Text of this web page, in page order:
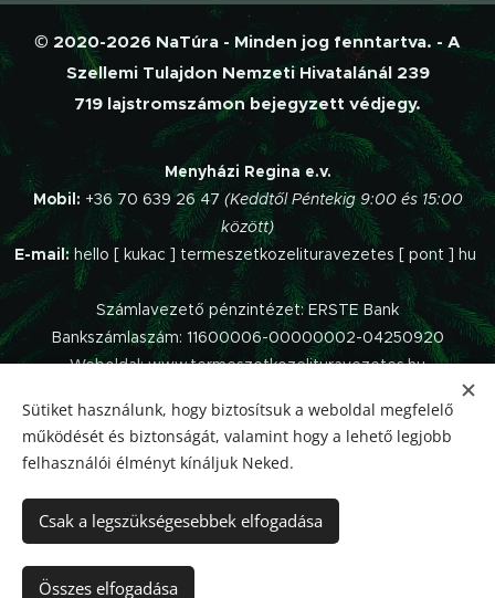
© 2020-2026 NaTúra - Minden jog fenntartva. - A
Szellemi Tulajdon Nemzeti Hivatalánál 239
719 lajstromszámon bejegyzett védjegy.
Menyházi Regina e.v.
Mobil: +36 70 639 26 47 (Keddtől Péntekig 9:00 és 15:00
között)
E-mail:hello [ kukac ] termeszetkozelituravezetes [ pont ] hu
Számlavezető pénzintézet: ERSTE Bank
Bankszámlaszám: 11600006-00000002-04250920
Weboldal: www.termeszetkozelituravezetes.hu
Az oldalt a Webnodeműködteti.
Impresszum
Panaszkezelési szabályzat
Adatvédelmi Tájékoztató
Általános Szerződési Feltételek
Sütiket használunk, hogy biztosítsuk a weboldal megfelelő
működését és biztonságát, valamint hogy a lehető legjobb
felhasználói élményt kínáljuk Neked.
Csak a legszükségesebbek elfogadása
Összes elfogadása